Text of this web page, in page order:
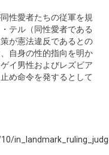
性愛者たちの従軍を規
テル（同性愛者である
が憲法違反であるとの
自身の性的指向を明か
イ男性およびレズビア
め命令を発するとして